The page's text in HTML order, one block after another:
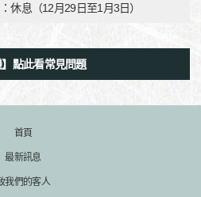
休息（12月29日至1月3日）
】點此看常見問題
首頁
最新訊息
我們的客人